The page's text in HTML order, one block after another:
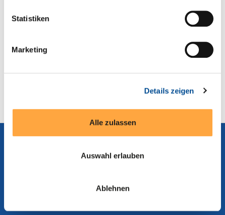
Statistiken
Marketing
Details zeigen
Alle zulassen
Auswahl erlauben
Ablehnen
* Weitbereichseingang 85-264 VAC (85-305 VAC
Abonnieren Sie unseren Newsletter
Informationen zu Produkten, Technologien und